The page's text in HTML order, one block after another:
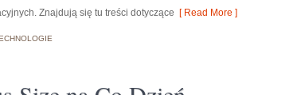
Znajdują się tu treści dotyczące [ Read More ]